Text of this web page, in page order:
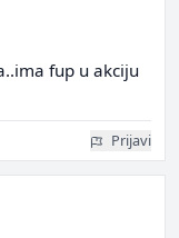
fup u akciju
Prijavi